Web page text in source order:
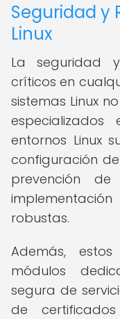
Seguridad y
Linux
La seguridad
críticos en
sistemas Linux
entornos Linux
configuración
prevención
robustas.
Además,
módulos
segura de
de